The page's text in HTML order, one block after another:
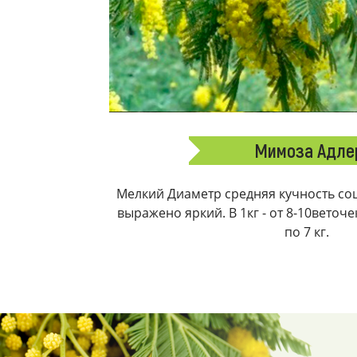
Мимоза
Мелкий Диаметр средняя кучность
выражено яркий. В 1кг - от 8-
по 7 кг.